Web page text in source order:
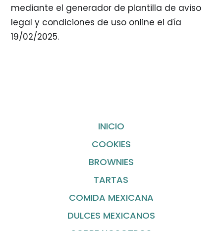
mediante el generador de plantilla de aviso
legal y condiciones de uso online el día
19/02/2025.
INICIO
COOKIES
BROWNIES
TARTAS
COMIDA MEXICANA
DULCES MEXICANOS